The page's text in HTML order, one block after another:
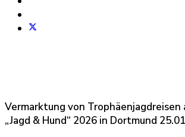
Vermarktung von Trophäenjagdreisen
„Jagd & Hund“ 2026 in Dortmund